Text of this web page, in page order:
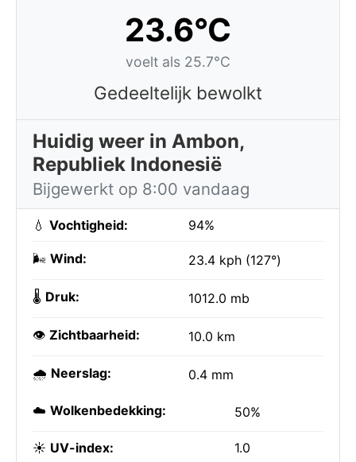
23.6°C
voelt als 25.7°C
Gedeeltelijk bewolkt
Huidig weer in Ambon,
Republiek Indonesië
Bijgewerkt op 8:00 vandaag
💧 Vochtigheid: 94%
🌬️ Wind: 23.4 kph (127°)
🌡️ Druk: 1012.0 mb
👁️ Zichtbaarheid: 10.0 km
🌧️ Neerslag: 0.4 mm
☁️ Wolkenbedekking: 50%
☀️ UV-index: 1.0